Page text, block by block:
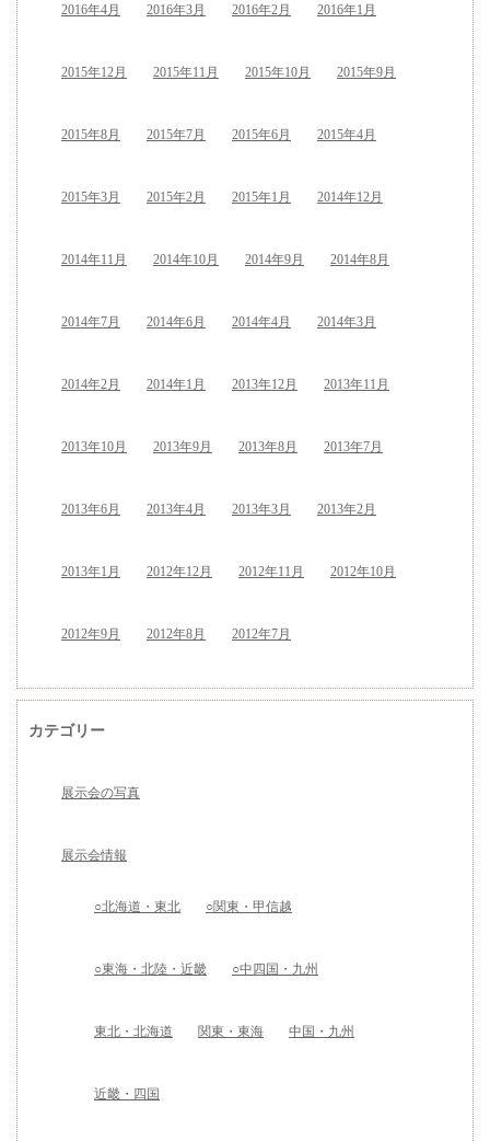
2016年4月 2016年3月 2016年2月 2016年1月
2015年12月 2015年11月 2015年10月 2015年9月
2015年8月 2015年7月 2015年6月 2015年4月
2015年3月 2015年2月 2015年1月 2014年12月
2014年11月 2014年10月 2014年9月 2014年8月
2014年7月 2014年6月 2014年4月 2014年3月
2014年2月 2014年1月 2013年12月 2013年11月
2013年10月 2013年9月 2013年8月 2013年7月
2013年6月 2013年4月 2013年3月 2013年2月
2013年1月 2012年12月 2012年11月 2012年10月
2012年9月 2012年8月 2012年7月
カテゴリー
展示会の写真
展示会情報
○北海道・東北 ○関東・甲信越
○東海・北陸・近畿 ○中四国・九州
東北・北海道 関東・東海 中国・九州
近畿・四国